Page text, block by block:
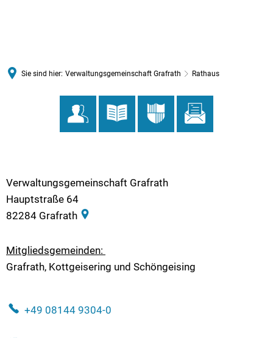
Sie sind hier: Verwaltungsgemeinschaft Grafrath Rathaus
Verwaltungsgemeinschaft Grafrath
Hauptstraße 64
82284 Grafrath
Mitgliedsgemeinden:
Grafrath, Kottgeisering und Schöngeising
+49 08144 9304-0